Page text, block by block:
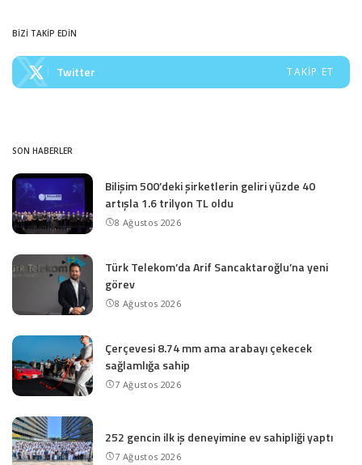
BİZİ TAKİP EDİN
Twitter TAKIP ET
SON HABERLER
Bilişim 500’deki şirketlerin geliri yüzde 40
artışla 1.6 trilyon TL oldu
8 Ağustos 2026
Türk Telekom’da Arif Sancaktaroğlu’na yeni
görev
8 Ağustos 2026
Çerçevesi 8.74 mm ama arabayı çekecek
sağlamlığa sahip
7 Ağustos 2026
252 gencin ilk iş deneyimine ev sahipliği yaptı
7 Ağustos 2026